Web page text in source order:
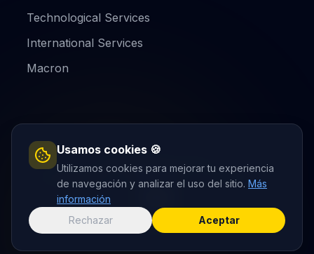
Technological Services
International Services
Macron
Copyright © Gesa Grupo
Legal Notice Cookie Policy
Usamos cookies 🍪
Utilizamos cookies para mejorar tu experiencia
de navegación y analizar el uso del sitio. Más
información
Rechazar
Aceptar